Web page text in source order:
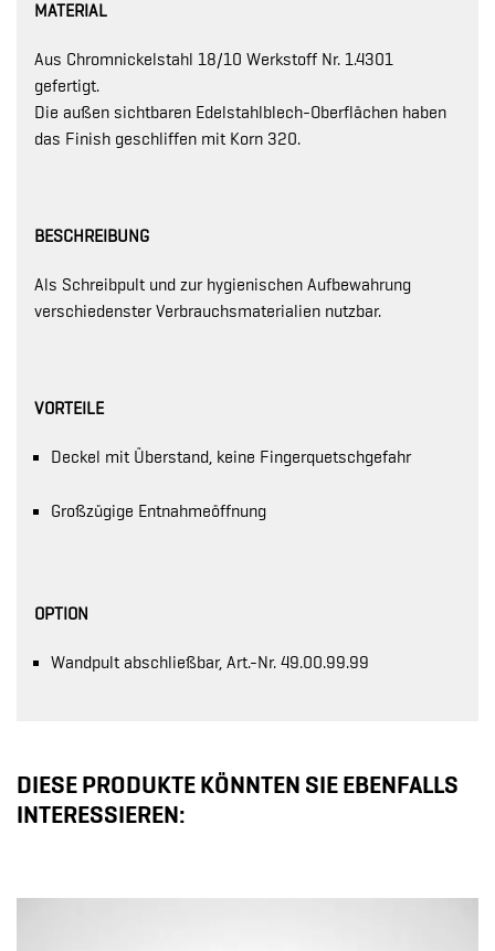
MATERIAL
Aus Chromnickelstahl 18/10 Werkstoff Nr. 1.4301
gefertigt.
Die außen sichtbaren Edelstahlblech-Oberflächen haben
das Finish geschliffen mit Korn 320.
BESCHREIBUNG
Als Schreibpult und zur hygienischen Aufbewahrung
verschiedenster Verbrauchsmaterialien nutzbar.
VORTEILE
Deckel mit Überstand, keine Fingerquetschgefahr
Großzügige Entnahmeöffnung
OPTION
Wandpult abschließbar, Art.-Nr. 49.00.99.99
DIESE PRODUKTE KÖNNTEN SIE EBENFALLS
INTERESSIEREN: